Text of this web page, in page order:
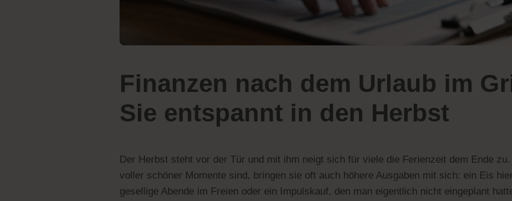
Finanzen nach dem Urlaub im
Sie entspannt in den Herbst
Der Herbst steht vor der Tür und mit ihm neigt sich für viele die Ferienzeit dem Ende
voller schöner Momente sind, bringen sie oft auch höhere Ausgaben mit sich: ein Eis
gesellige Abende im Freien oder ein Impulskauf, den man eigentlich nicht eingeplant